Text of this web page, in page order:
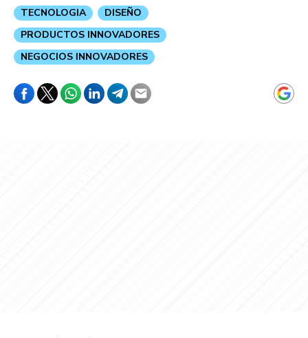
TECNOLOGIA
DISEÑO
PRODUCTOS INNOVADORES
NEGOCIOS INNOVADORES